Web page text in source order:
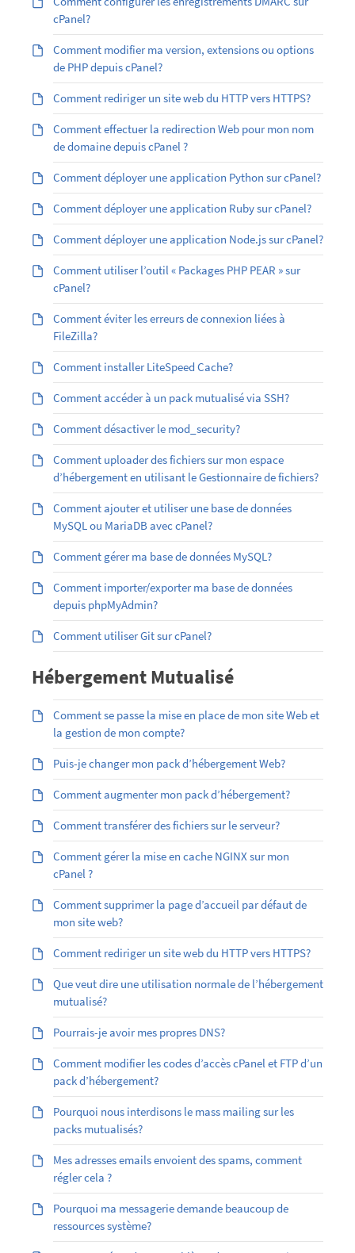
cPanel?
Comment modifier ma version, extensions ou options
de PHP depuis cPanel?
Comment rediriger un site web du HTTP vers HTTPS?
Comment effectuer la redirection Web pour mon nom
de domaine depuis cPanel ?
Comment déployer une application Python sur cPanel?
Comment déployer une application Ruby sur cPanel?
Comment déployer une application Node.js sur cPanel?
Comment utiliser l’outil « Packages PHP PEAR » sur
cPanel?
Comment éviter les erreurs de connexion liées à
FileZilla?
Comment installer LiteSpeed Cache?
Comment accéder à un pack mutualisé via SSH?
Comment désactiver le mod_security?
Comment uploader des fichiers sur mon espace
d’hébergement en utilisant le Gestionnaire de fichiers?
Comment ajouter et utiliser une base de données
MySQL ou MariaDB avec cPanel?
Comment gérer ma base de données MySQL?
Comment importer/exporter ma base de données
depuis phpMyAdmin?
Comment utiliser Git sur cPanel?
Hébergement Mutualisé
Comment se passe la mise en place de mon site Web et
la gestion de mon compte?
Puis-je changer mon pack d’hébergement Web?
Comment augmenter mon pack d’hébergement?
Comment transférer des fichiers sur le serveur?
Comment gérer la mise en cache NGINX sur mon
cPanel ?
Comment supprimer la page d’accueil par défaut de
mon site web?
Comment rediriger un site web du HTTP vers HTTPS?
Que veut dire une utilisation normale de l’hébergement
mutualisé?
Pourrais-je avoir mes propres DNS?
Comment modifier les codes d’accès cPanel et FTP d’un
pack d’hébergement?
Pourquoi nous interdisons le mass mailing sur les
packs mutualisés?
Mes adresses emails envoient des spams, comment
régler cela ?
Pourquoi ma messagerie demande beaucoup de
ressources système?